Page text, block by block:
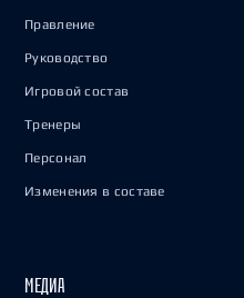
Правление
Руководство
Игровой состав
Тренеры
Персонал
Изменения в составе
МЕДИА